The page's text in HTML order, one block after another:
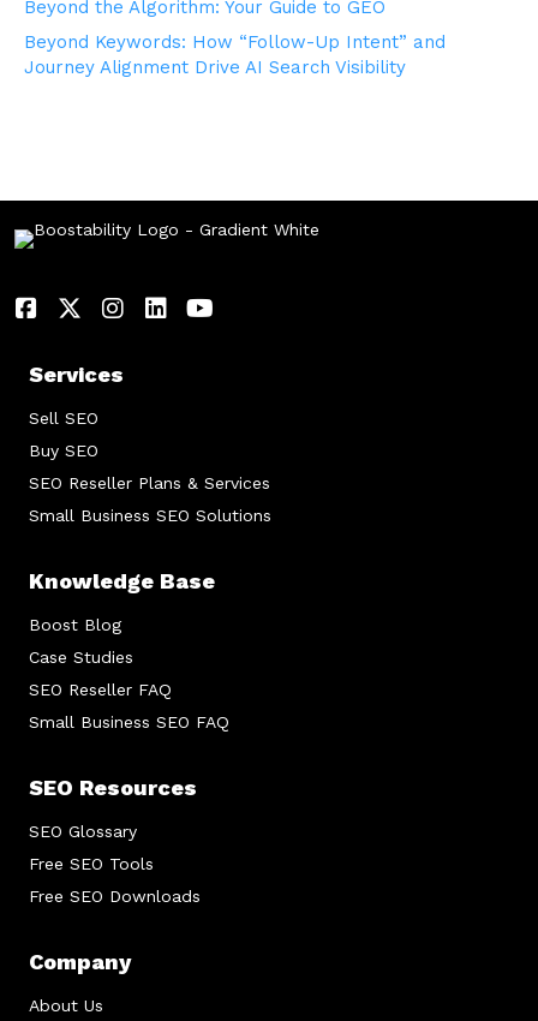
Beyond the Algorithm: Your Guide to GEO
Beyond Keywords: How “Follow-Up Intent” and
Journey Alignment Drive AI Search Visibility
Services
Sell SEO
Buy SEO
SEO Reseller Plans & Services
Small Business SEO Solutions
Knowledge Base
Boost Blog
Case Studies
SEO Reseller FAQ
Small Business SEO FAQ
SEO Resources
SEO Glossary
Free SEO Tools
Free SEO Downloads
Company
About Us